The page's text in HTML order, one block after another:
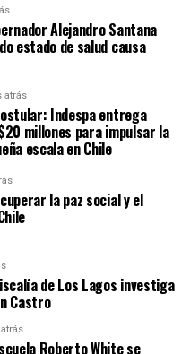
Alejandro Santana
estado de salud causa
atrás
Indespa entrega
millones para impulsar la
escala en Chile
la paz social y el
de Los Lagos investiga
Castro
Roberto White se